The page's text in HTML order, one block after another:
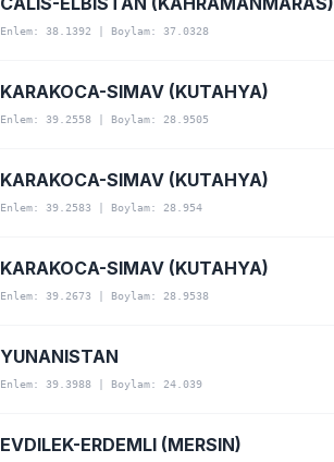
Enlem: 38.1392 | Boylam: 37.0328
KARAKOCA-SIMAV (KUTAHYA)
Enlem: 39.2558 | Boylam: 28.9505
KARAKOCA-SIMAV (KUTAHYA)
Enlem: 39.2583 | Boylam: 28.954
KARAKOCA-SIMAV (KUTAHYA)
Enlem: 39.2673 | Boylam: 28.9538
YUNANISTAN
Enlem: 39.3988 | Boylam: 24.039
EVDILEK-ERDEMLI (MERSIN)